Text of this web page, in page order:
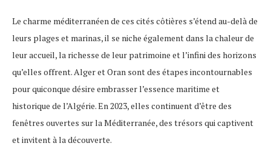
Le charme méditerranéen de ces cités côtières s’étend au-delà de
leurs plages et marinas, il se niche également dans la chaleur de
leur accueil, la richesse de leur patrimoine et l’infini des horizons
qu’elles offrent. Alger et Oran sont des étapes incontournables
pour quiconque désire embrasser l’essence maritime et
historique de l’Algérie. En 2023, elles continuent d’être des
fenêtres ouvertes sur la Méditerranée, des trésors qui captivent
et invitent à la découverte.